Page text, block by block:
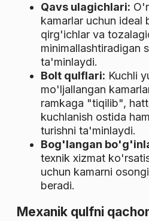
Qavs ulagichlari:
kamarlar uchun ideal
qirg'ichlar va
minimallashtiradigan
ta'minlaydi.
Bolt qulflari: Kuchli
mo'ljallangan
ramkaga "tiqilib",
kuchlanish ostida
turishni ta'minlaydi.
Bog'langan
texnik xizmat
uchun kamarni
beradi.
Mexanik qulfni